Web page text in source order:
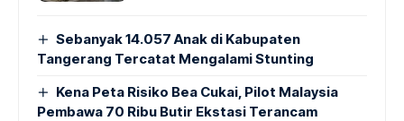
Sebanyak 14.057 Anak di Kabupaten
Tangerang Tercatat Mengalami Stunting
Kena Peta Risiko Bea Cukai, Pilot Malaysia
Pembawa 70 Ribu Butir Ekstasi Terancam